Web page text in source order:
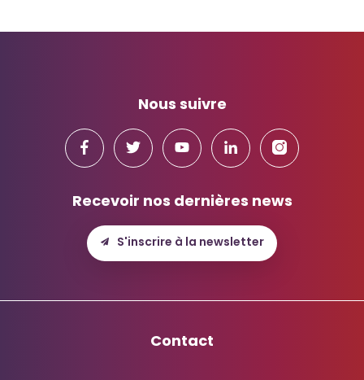
Nous suivre
Recevoir nos dernières news
S'inscrire à la newsletter
Contact